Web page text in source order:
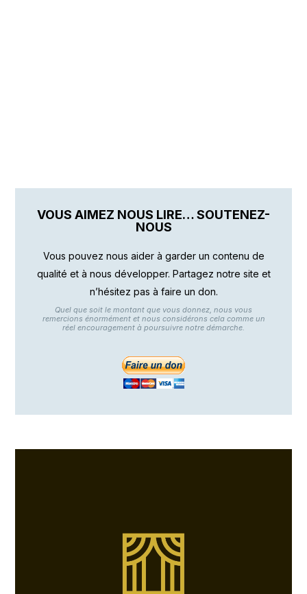
VOUS AIMEZ NOUS LIRE… SOUTENEZ-
NOUS
Vous pouvez nous aider à garder un contenu de
qualité et à nous développer. Partagez notre site et
n’hésitez pas à faire un don.
Quel que soit le montant que vous donnez, nous vous
remercions énormément et nous considérons cela comme un
réel encouragement à poursuivre notre démarche.